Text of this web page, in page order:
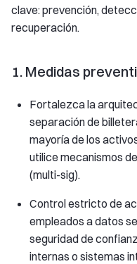
clave: prevención,
recuperación.
1. Medidas
Fortalezca la
separación de
mayoría de los
utilice mecanismos
(multi-sig).
Control estricto de
empleados a datos
seguridad de
internas o sistemas